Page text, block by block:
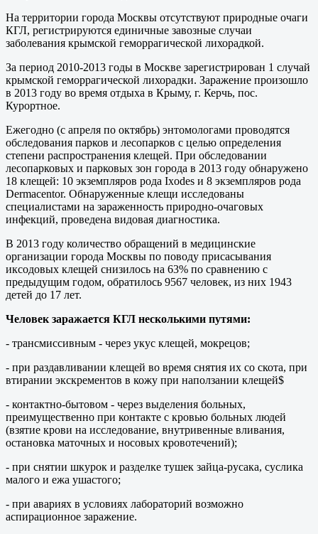
На территории города Москвы отсутствуют природные очаги
КГЛ, регистрируются единичные завозные случаи
заболевания крымской геморрагической лихорадкой.
За период 2010-2013 годы в Москве зарегистрирован 1 случай
крымской геморрагической лихорадки. Заражение произошло
в 2013 году во время отдыха в Крыму, г. Керчь, пос.
Курортное.
Ежегодно (с апреля по октябрь) энтомологами проводятся
обследования парков и лесопарков с целью определения
степени распространения клещей. При обследовании
лесопарковых и парковых зон города в 2013 году обнаружено
18 клещей: 10 экземпляров рода Ixodes и 8 экземпляров рода
Dermacentor. Обнаруженные клещи исследованы
специалистами на зараженность природно-очаговых
инфекций, проведена видовая диагностика.
В 2013 году количество обращений в медицинские
организации города Москвы по поводу присасывания
иксодовых клещей снизилось на 63% по сравнению с
предыдущим годом, обратилось 9567 человек, из них 1943
детей до 17 лет.
Человек заражается КГЛ несколькими путями:
- трансмиссивным - через укус клещей, мокрецов;
- при раздавливании клещей во время снятия их со скота, при
втирании экскрементов в кожу при наползании клещей$
- контактно-бытовом - через выделения больных,
преимущественно при контакте с кровью больных людей
(взятие крови на исследование, внутривенные вливания,
остановка маточных и носовых кровотечений);
- при снятии шкурок и разделке тушек зайца-русака, суслика
малого и ежа ушастого;
- при авариях в условиях лабораторий возможно
аспирационное заражение.